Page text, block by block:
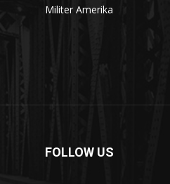
Militer Amerika
FOLLOW US